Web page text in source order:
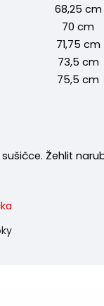
68,25 cm
70 cm
71,75 cm
73,5 cm
75,5 cm
Žehlit